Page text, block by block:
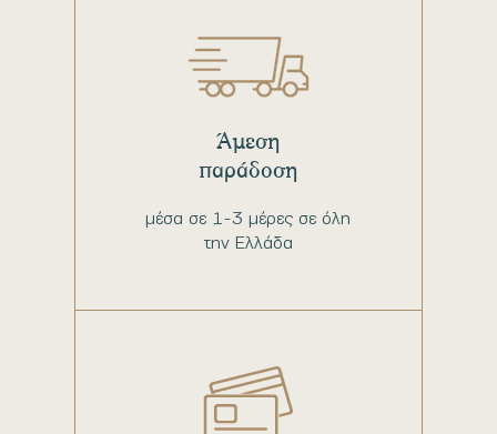
μέσα σε 1-3 μέρες σε όλη
την Ελλάδα
Άμεση
παράδοση